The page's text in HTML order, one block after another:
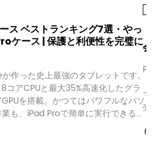
ス ベストランキング7選・やっ
ケース | 保護と利便性を完璧に
作った史上最強のタブレットです。
アCPUと最大35%高速化したグラ
を搭載。かつてはパワフルなパソ
も、iPad Proで簡単に実行できるよ
会
て
売
も